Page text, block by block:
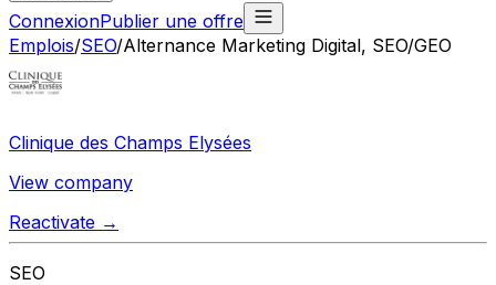
ConnexionPublier une offre
Emplois/SEO/Alternance Marketing Digital, SEO/GEO
Clinique des Champs Elysées
View company
Reactivate →
SEO